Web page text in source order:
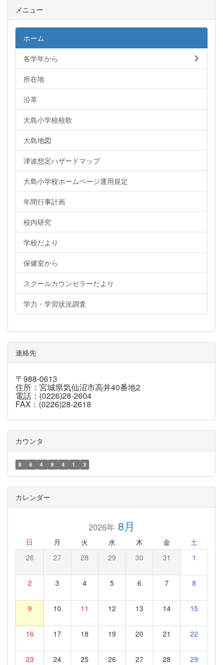
メニュー
ホーム
各学年から
所在地
沿革
大島小学校校歌
大島地図
津波想定ハザードマップ
大島小学校ホームページ運用規定
年間行事計画
校内研究
学校だより
保健室から
スクールカウンセラーだより
学力・学習状況調査
連絡先
〒988-0613
住所：宮城県気仙沼市高井40番地2
電話：(0226)28-2604
FAX：(0226)28-2618
カウンタ
8 6 4 9 4 1 3
カレンダー
2026年8月
日 月 火 水 木 金 土
26 27 28 29 30 31 1
2 3 4 5 6 7 8
9 10 11 12 13 14 15
16 17 18 19 20 21 22
23 24 25 26 27 28 29